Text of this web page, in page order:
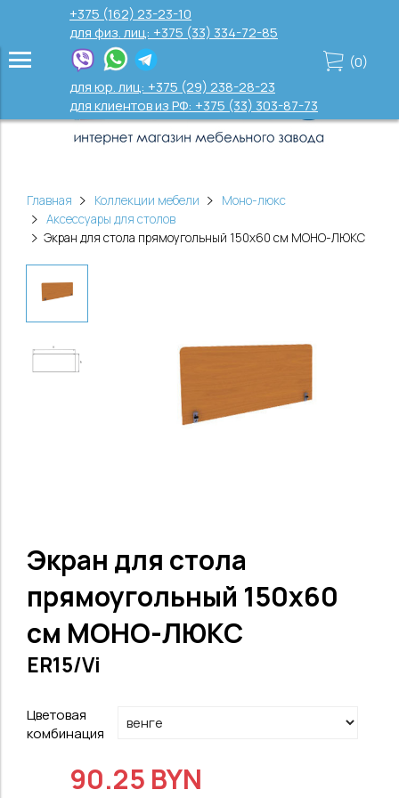
+375 (162) 23-23-10
для физ. лиц: +375 (33) 334-72-85
для юр. лиц: +375 (29) 238-28-23
для клиентов из РФ: +375 (33) 303-87-73
(0)
Главная Коллекции мебели
Моно-люкс
Аксессуары для столов
Экран для стола прямоугольный 150х60 см МОНО-ЛЮКС
Экран для стола
прямоугольный 150х60
см МОНО-ЛЮКС
ER15/Vi
Цветовая
комбинация
90.25 BYN